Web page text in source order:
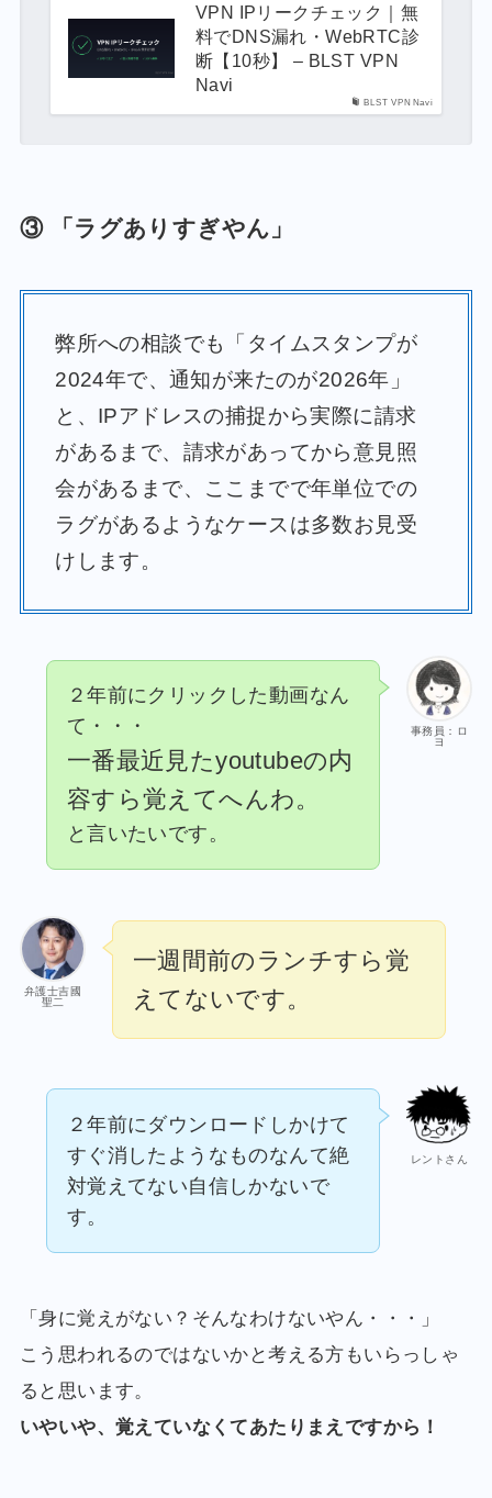
BLST VPN Navi
VPN IPリークチェック｜無
料でDNS漏れ・WebRTC診
断【10秒】 – BLST VPN
Navi
③ 「ラグありすぎやん」
弊所への相談でも「タイムスタンプが
2024年で、通知が来たのが2026年」
と、IPアドレスの捕捉から実際に請求
があるまで、請求があってから意見照
会があるまで、ここまでで年単位での
ラグがあるようなケースは多数お見受
けします。
事務員：ロ
ヨ
２年前にクリックした動画なん
て・・・
一番最近見たyoutubeの内
容すら覚えてへんわ。
と言いたいです。
弁護士吉國
聖二
一週間前のランチすら覚
えてないです。
レントさん
２年前にダウンロードしかけて
すぐ消したようなものなんて絶
対覚えてない自信しかないで
す。
「身に覚えがない？そんなわけないやん・・・」
こう思われるのではないかと考える方もいらっしゃ
ると思います。
いやいや、覚えていなくてあたりまえですから！